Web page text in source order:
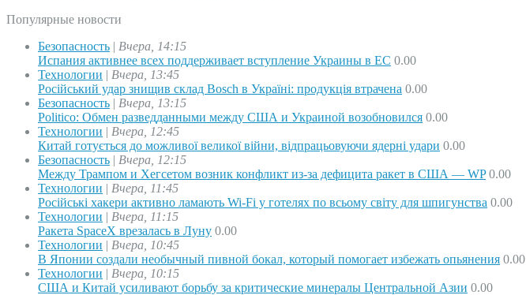
Популярные новости
Безопасность | Вчера, 14:15
Испания активнее всех поддерживает вступление Украины в ЕС 0.00
Технологии | Вчера, 13:45
Російський удар знищив склад Bosch в Україні: продукція втрачена 0.00
Безопасность | Вчера, 13:15
Politico: Обмен разведданными между США и Украиной возобновился 0.00
Технологии | Вчера, 12:45
Китай готується до можливої великої війни, відпрацьовуючи ядерні удари 0.00
Безопасность | Вчера, 12:15
Между Трампом и Хегсетом возник конфликт из-за дефицита ракет в США — WP 0.00
Технологии | Вчера, 11:45
Російські хакери активно ламають Wi-Fi у готелях по всьому світу для шпигунства 0.00
Технологии | Вчера, 11:15
Ракета SpaceX врезалась в Луну 0.00
Технологии | Вчера, 10:45
В Японии создали необычный пивной бокал, который помогает избежать опьянения 0.00
Технологии | Вчера, 10:15
США и Китай усиливают борьбу за критические минералы Центральной Азии 0.00